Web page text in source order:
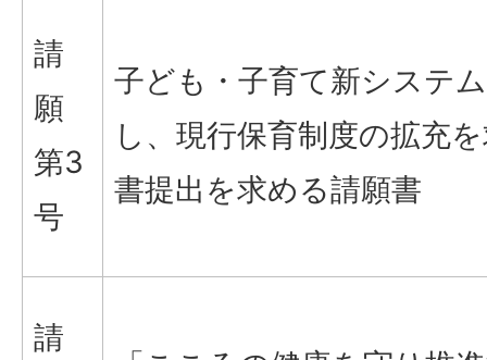
請
願
第3
号
子ども・子育て新システ
し、現行保育制度の拡充
書提出を求める請願書
請